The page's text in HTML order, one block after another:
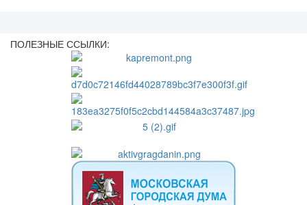
ПОЛЕЗНЫЕ ССЫЛКИ: